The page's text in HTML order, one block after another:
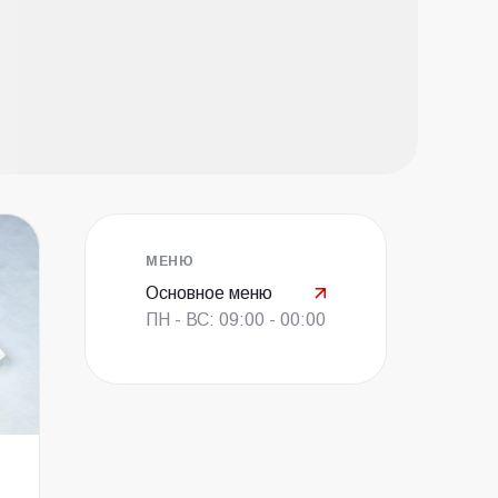
МЕНЮ
Основное меню
ПН - ВС: 09:00 - 00:00